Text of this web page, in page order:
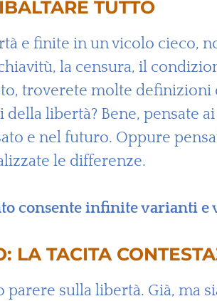
TUTTO
e finite in un vicolo cieco,
la censura, il
troverete molte definizioni
libertà? Bene, pensate
e nel futuro. Oppure
le differenze.
consente infinite varianti e
LA TACITA
parere sulla libertà. Già, ma